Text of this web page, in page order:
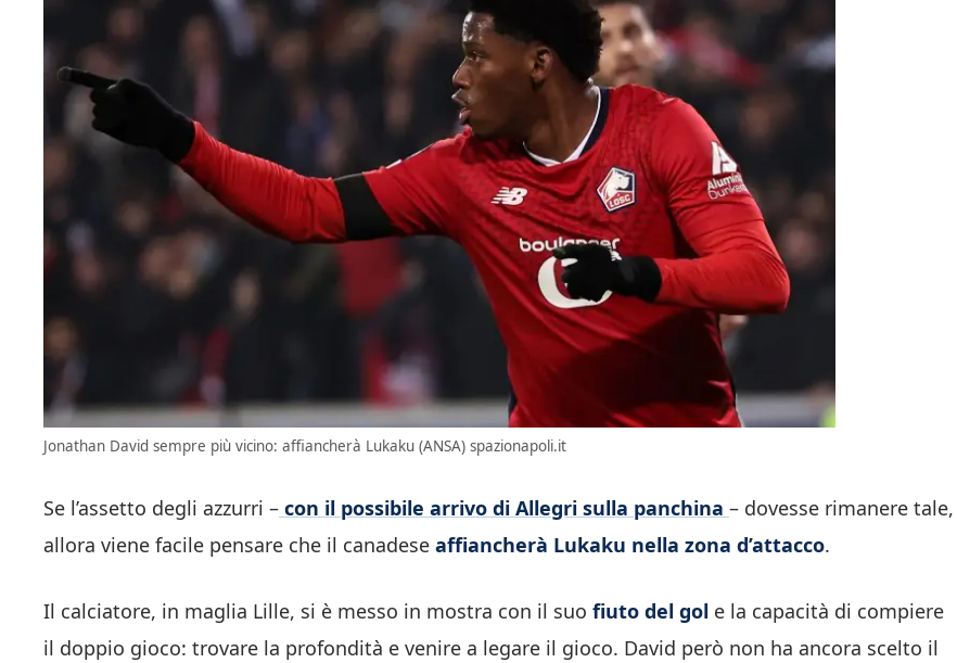
Jonathan David sempre più vicino: affiancherà Lukaku (ANSA) spazionapoli.it
Se l’assetto degli azzurri – con il possibile arrivo di Allegri sulla panchina – dovesse rimanere tale,
allora viene facile pensare che il canadese affiancherà Lukaku nella zona d’attacco.
Il calciatore, in maglia Lille, si è messo in mostra con il suo fiuto del gol e la capacità di compiere
il doppio gioco: trovare la profondità e venire a legare il gioco. David però non ha ancora scelto il